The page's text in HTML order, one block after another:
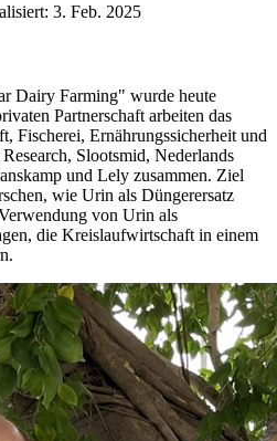
3. Feb. 2025
Dairy Farming" wurde heute
Partnerschaft arbeiten das
Fischerei, Ernährungssicherheit und
Slootsmid, Nederlands
und Lely zusammen. Ziel
wie Urin als Düngerersatz
von Urin als
die Kreislaufwirtschaft in einem